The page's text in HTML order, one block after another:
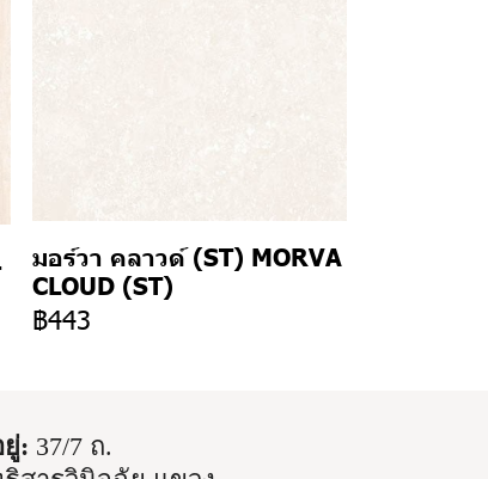
มอร์วา คลาวด์ (ST) MORVA
CLOUD (ST)
฿443
: 37/7 ถ.